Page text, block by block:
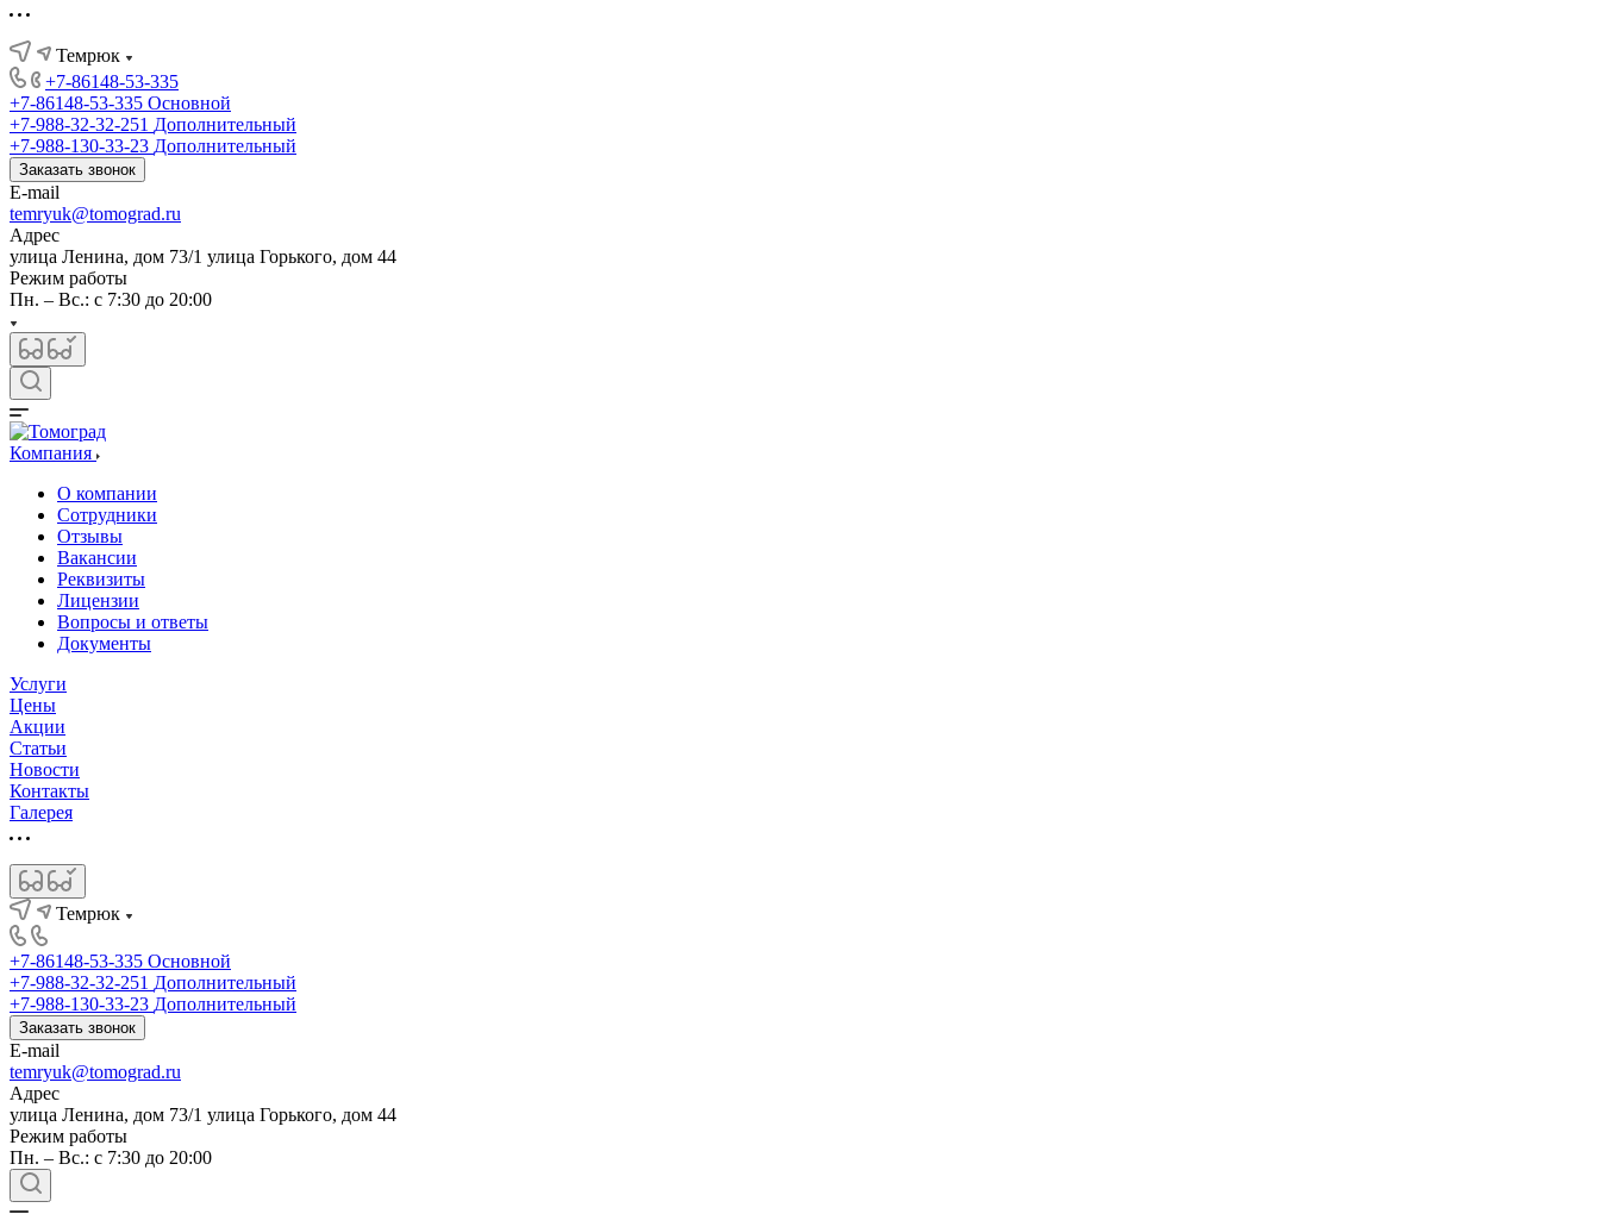
Темрюк
+7-86148-53-335
+7-86148-53-335 Основной
+7-988-32-32-251 Дополнительный
+7-988-130-33-23 Дополнительный
Заказать звонок
E-mail
temryuk@tomograd.ru
Адрес
улица Ленина, дом 73/1 улица Горького, дом 44
Режим работы
Пн. – Вс.: с 7:30 до 20:00
Компания
О компании
Сотрудники
Отзывы
Вакансии
Реквизиты
Лицензии
Вопросы и ответы
Документы
Услуги
Цены
Акции
Статьи
Новости
Контакты
Галерея
Темрюк
+7-86148-53-335 Основной
+7-988-32-32-251 Дополнительный
+7-988-130-33-23 Дополнительный
Заказать звонок
E-mail
temryuk@tomograd.ru
Адрес
улица Ленина, дом 73/1 улица Горького, дом 44
Режим работы
Пн. – Вс.: с 7:30 до 20:00